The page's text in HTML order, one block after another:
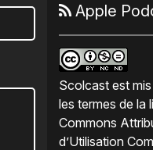
Apple
Scolcast est
les termes de la
Commons
d’Utilisation